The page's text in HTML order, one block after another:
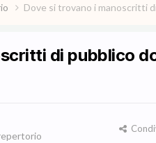
Dove si trovano i manoscritti
di pubblico